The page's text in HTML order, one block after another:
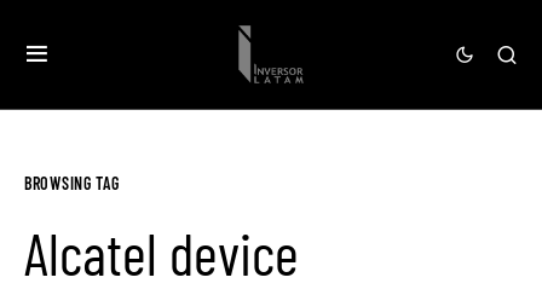
BROWSING TAG
Alcatel device